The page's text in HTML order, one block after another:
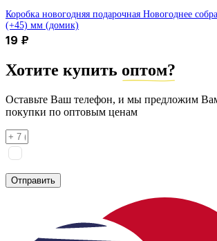
Коробка новогодняя подарочная Новогоднее
(+45) мм (домик)
19 ₽
Хотите купить оптом?
Оставьте Ваш телефон, и мы предложим
покупки по оптовым ценам
Отправить